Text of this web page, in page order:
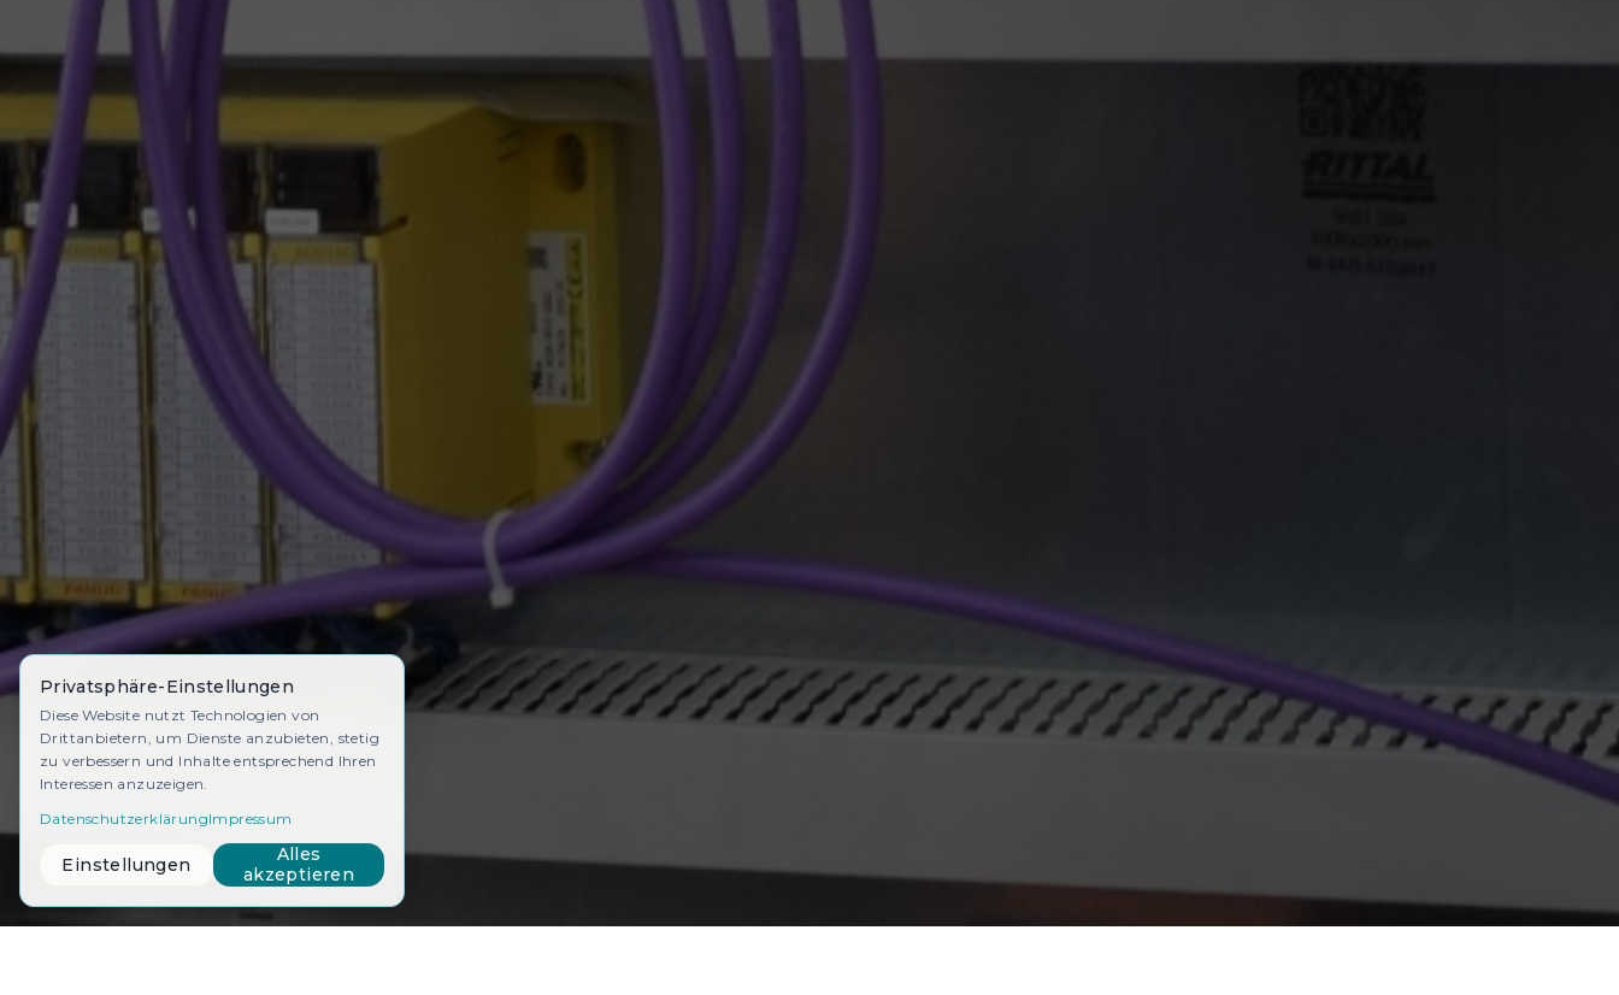
Privatsphäre-Einstellungen
Diese Website nutzt Technologien von
Drittanbietern, um Dienste anzubieten, stetig
zu verbessern und Inhalte entsprechend Ihren
Interessen anzuzeigen.
DatenschutzerklärungImpressum
Einstellungen
Alles
akzeptieren